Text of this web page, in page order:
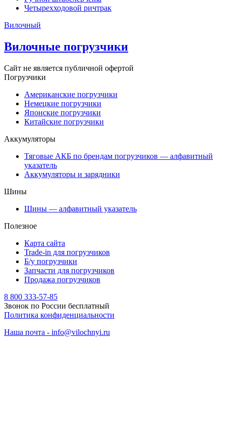
Четырехходовой ричтрак
Вилочный
Вилочные погрузчики
Сайт не является публичной офертой
Погрузчики
Американские погрузчики
Немецкие погрузчики
Японские погрузчики
Китайские погрузчики
Аккумуляторы
Тяговые АКБ по брендам погрузчиков — алфавитный
указатель
Аккумуляторы и зарядники
Шины
Шины — алфавитный указатель
Полезное
Карта сайта
Trade-in для погрузчиков
Б/у погрузчики
Запчасти для погрузчиков
Продажа погрузчиков
8 800 333-57-85
Звонок по России бесплатный
Политика конфиденциальности
Наша почта - info@vilochnyi.ru